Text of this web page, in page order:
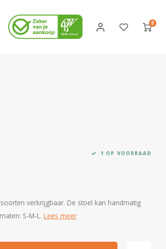
0
1 OP VOORRAAD
verkrijgbaar. De stoel kan handmatig
S-M-L. Lees meer